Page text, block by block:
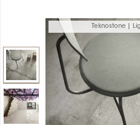
Teknostone |